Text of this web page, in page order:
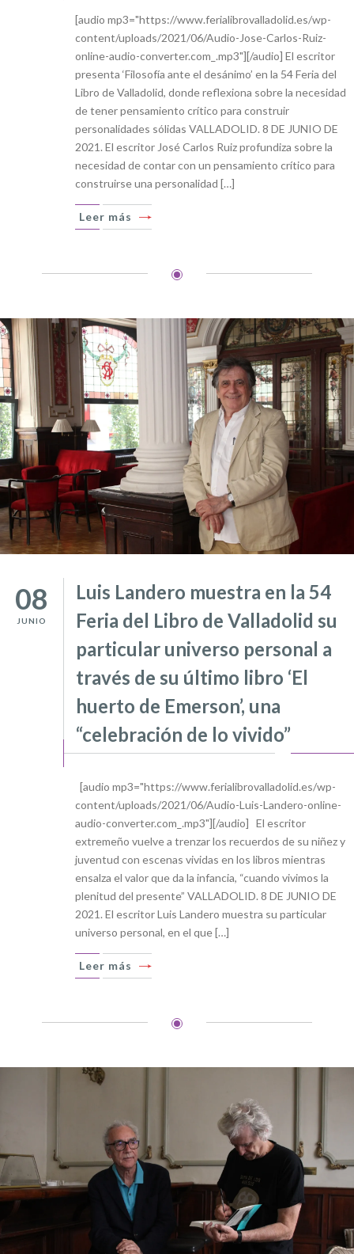
[audio mp3="https://www.ferialibrovalladolid.es/wp-
content/uploads/2021/06/Audio-Jose-Carlos-Ruiz-
online-audio-converter.com_.mp3"][/audio] El escritor
presenta ‘Filosofía ante el desánimo’ en la 54 Feria del
Libro de Valladolid, donde reflexiona sobre la necesidad
de tener pensamiento crítico para construir
personalidades sólidas VALLADOLID. 8 DE JUNIO DE
2021. El escritor José Carlos Ruiz profundiza sobre la
necesidad de contar con un pensamiento crítico para
construirse una personalidad […]
Leer más
08
JUNIO
Luis Landero muestra en la 54
Feria del Libro de Valladolid su
particular universo personal a
través de su último libro ‘El
huerto de Emerson’, una
“celebración de lo vivido”
[audio mp3="https://www.ferialibrovalladolid.es/wp-
content/uploads/2021/06/Audio-Luis-Landero-online-
audio-converter.com_.mp3"][/audio] El escritor
extremeño vuelve a trenzar los recuerdos de su niñez y
juventud con escenas vividas en los libros mientras
ensalza el valor que da la infancia, “cuando vivimos la
plenitud del presente” VALLADOLID. 8 DE JUNIO DE
2021. El escritor Luis Landero muestra su particular
universo personal, en el que […]
Leer más